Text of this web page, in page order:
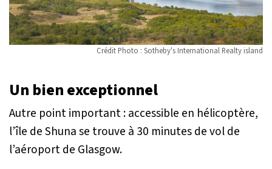
Crédit Photo : Sotheby's International Realty island
Un bien exceptionnel
Autre point important : accessible en hélicoptère,
l’île de Shuna se trouve à 30 minutes de vol de
l’aéroport de Glasgow.